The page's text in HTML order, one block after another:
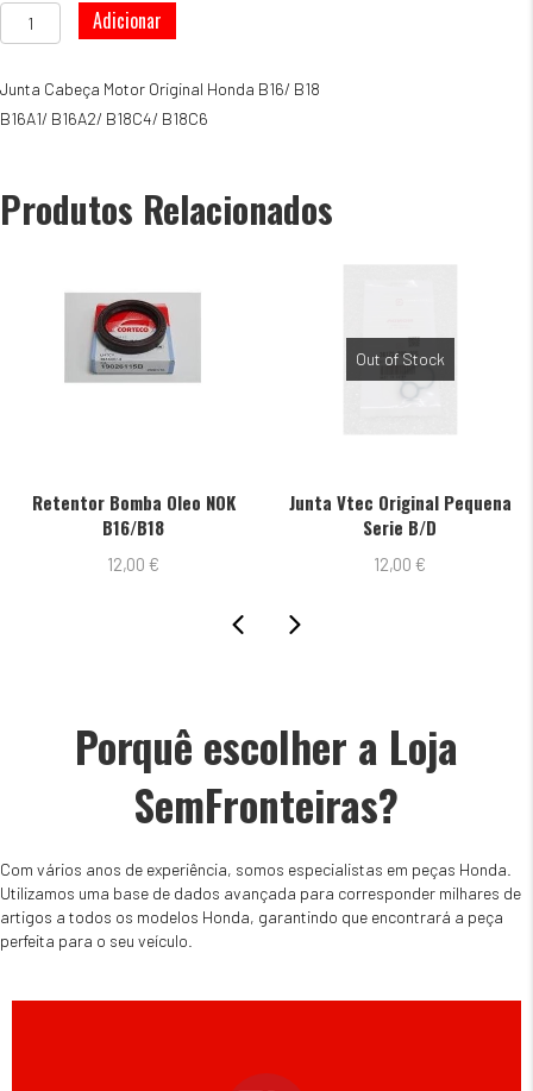
Quantidade
de
Cabeça
Honda
Adicionar
Junta Cabeça Motor Original Honda B16/ B18
B16A1/ B16A2/ B18C4/ B18C6
Produtos Relacionados
Retentor Bomba Oleo NOK
B16/B18
12,00 €
Out of Stock
Junta Vtec Original Pequena
Serie B/D
12,00 €
Porquê escolher a Loja
SemFronteiras?
Com vários anos de experiência, somos especialistas em peças Honda.
Utilizamos uma base de dados avançada para corresponder milhares de
artigos a todos os modelos Honda, garantindo que encontrará a peça
perfeita para o seu veículo.